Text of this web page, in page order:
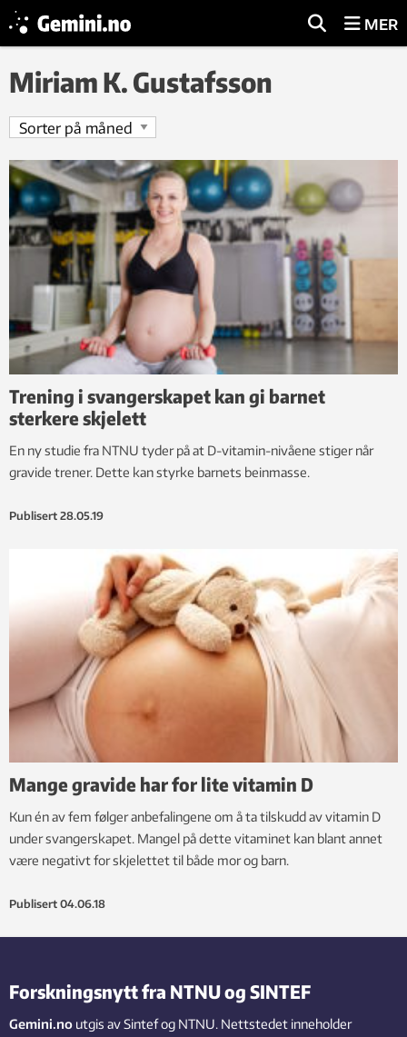
MER
Miriam K. Gustafsson
Trening i svangerskapet kan gi barnet
sterkere skjelett
En ny studie fra NTNU tyder på at D-vitamin-nivåene stiger når
gravide trener. Dette kan styrke barnets beinmasse.
Publisert 28.05.19
Mange gravide har for lite vitamin D
Kun én av fem følger anbefalingene om å ta tilskudd av vitamin D
under svangerskapet. Mangel på dette vitaminet kan blant annet
være negativt for skjelettet til både mor og barn.
Publisert 04.06.18
Forskningsnytt fra NTNU og SINTEF
Gemini.no utgis av Sintef og NTNU. Nettstedet inneholder